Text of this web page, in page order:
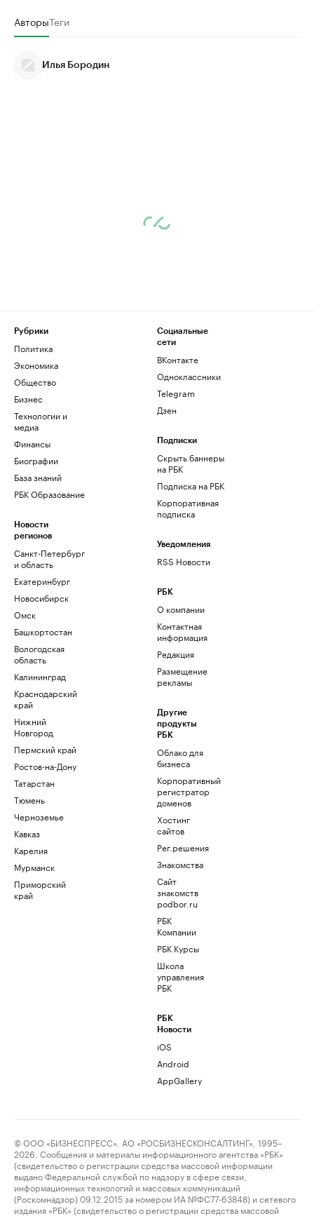
АвторыТеги
Илья Бородин
Рубрики
Политика
Экономика
Общество
Бизнес
Технологии и
медиа
Финансы
Биографии
База знаний
РБК Образование
Новости
регионов
Санкт-Петербург
и область
Екатеринбург
Новосибирск
Омск
Башкортостан
Вологодская
область
Калининград
Краснодарский
край
Нижний
Новгород
Пермский край
Ростов-на-Дону
Татарстан
Тюмень
Черноземье
Кавказ
Карелия
Мурманск
Приморский
край
Социальные
сети
ВКонтакте
Одноклассники
Telegram
Дзен
Подписки
Скрыть баннеры
на РБК
Подписка на РБК
Корпоративная
подписка
Уведомления
RSS Новости
РБК
О компании
Контактная
информация
Редакция
Размещение
рекламы
Другие
продукты
РБК
Облако для
бизнеса
Корпоративный
регистратор
доменов
Хостинг
сайтов
Рег.решения
Знакомства
Сайт
знакомств
podbor.ru
РБК
Компании
РБК Курсы
Школа
управления
РБК
РБК
Новости
iOS
Android
AppGallery
© ООО «БИЗНЕСПРЕСС», АО «РОСБИЗНЕСКОНСАЛТИНГ», 1995–
2026. Сообщения и материалы информационного агентства «РБК»
(свидетельство о регистрации средства массовой информации
выдано Федеральной службой по надзору в сфере связи,
информационных технологий и массовых коммуникаций
(Роскомнадзор) 09.12.2015 за номером ИА №ФС77-63848) и сетевого
издания «РБК» (свидетельство о регистрации средства массовой